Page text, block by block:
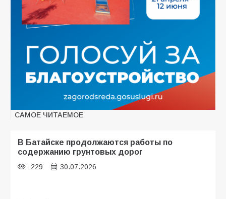
САМОЕ ЧИТАЕМОЕ
В Батайске продолжаются работы по
содержанию грунтовых дорог
229 30.07.2026